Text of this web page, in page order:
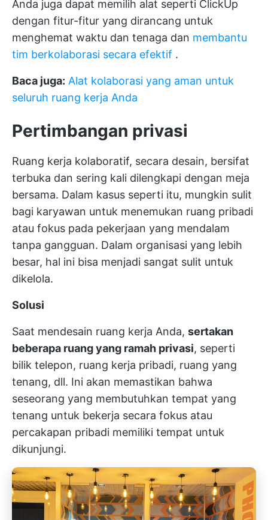
Anda juga dapat memilih alat seperti ClickUp
dengan fitur-fitur yang dirancang untuk
menghemat waktu dan tenaga dan membantu
tim berkolaborasi secara efektif .
Baca juga: Alat kolaborasi yang aman untuk
seluruh ruang kerja Anda
Pertimbangan privasi
Ruang kerja kolaboratif, secara desain, bersifat
terbuka dan sering kali dilengkapi dengan meja
bersama. Dalam kasus seperti itu, mungkin sulit
bagi karyawan untuk menemukan ruang pribadi
atau fokus pada pekerjaan yang mendalam
tanpa gangguan. Dalam organisasi yang lebih
besar, hal ini bisa menjadi sangat sulit untuk
dikelola.
Solusi
Saat mendesain ruang kerja Anda, sertakan
beberapa ruang yang ramah privasi, seperti
bilik telepon, ruang kerja pribadi, ruang yang
tenang, dll. Ini akan memastikan bahwa
seseorang yang membutuhkan tempat yang
tenang untuk bekerja secara fokus atau
percakapan pribadi memiliki tempat untuk
dikunjungi.